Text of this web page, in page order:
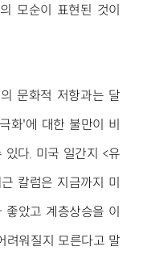
모순이 표현된 것이
문화적 저항과는 달
화'에 대한 불만이 비
다. 미국 일간지 <유
칼럼은 지금까지 미
았고 계층상승을 이
려워질지 모른다고 말